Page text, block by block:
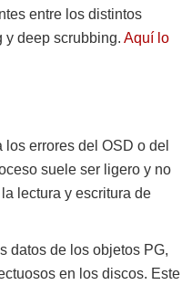
entre los distintos
y deep scrubbing. Aquí lo
errores del OSD o del
suele ser ligero y no
lectura y escritura de
datos de los objetos PG,
en los discos. Este